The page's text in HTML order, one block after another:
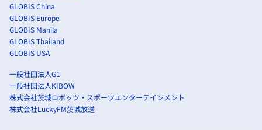
GLOBIS China
GLOBIS Europe
GLOBIS Manila
GLOBIS Thailand
GLOBIS USA
一般社団法人G1
一般社団法人KIBOW
株式会社茨城ロボッツ・スポーツエンターテインメント
株式会社LuckyFM茨城放送